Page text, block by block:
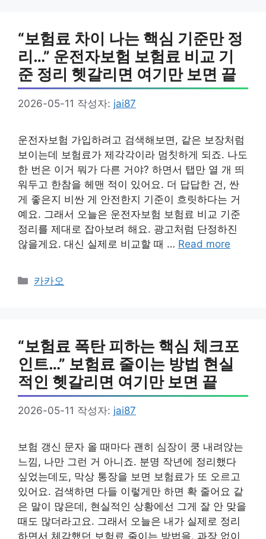
“보험료 차이 나는 핵심 기준만 정
리…” 운전자보험 보험료 비교 기
준 정리 헷갈리면 여기만 보면 끝
2026-05-11 작성자: jai87
운전자보험 가입하려고 검색해보면, 같은 보장처럼
보이는데 보험료가 제각각이라 멈칫하게 되죠. 나도
한 번은 이거 뭐가 다른 거야? 하면서 탭만 열 개 띄
워두고 한참을 헤맨 적이 있어요. 더 답답한 건, 싼
게 좋은지 비싼 게 안전한지 기준이 흐릿하다는 거
예요. 그래서 오늘은 운전자보험 보험료 비교 기준
정리를 제대로 잡아보려 해요. 광고처럼 단정하진
않을게요. 대신 실제로 비교할 때 … Read more
카
카카오
“보험료 폭탄 피하는 핵심 체크포
인트…” 보험료 줄이는 방법 현실
적인 헷갈리면 여기만 보면 끝
2026-05-11 작성자: jai87
보험 갱신 문자 올 때마다 괜히 심장이 쿵 내려앉는
느낌, 나만 그런 거 아니죠. 분명 작년에 정리했다
싶었는데도, 막상 통장을 보면 보험료가 또 오르고
있어요. 검색하면 다들 이렇게만 하면 확 줄어요 같
은 말이 많은데, 현실적인 상황에선 그게 잘 안 맞을
때도 많더라고요. 그래서 오늘은 내가 실제로 정리
하면서 체감했던 보험료 줄이는 방법을, 과장 없이